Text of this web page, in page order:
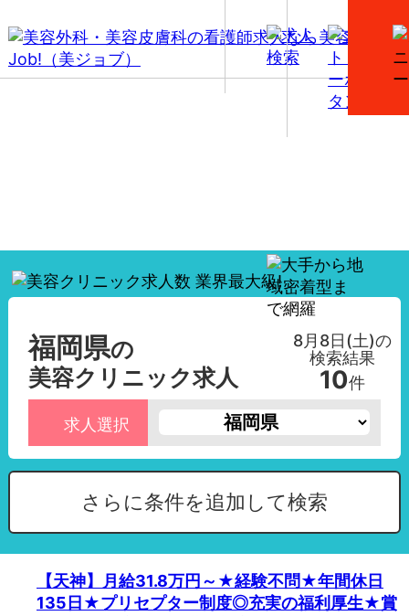
【福岡県】美容外科・美容皮膚科の看護師求人一覧
福岡県の
美容クリニック求人
8月8日(土)の
検索結果
10件
求人選択
さらに条件を追加して検索
【天神】月給31.8万円～★経験不問★年間休日
135日★プリセプター制度◎充実の福利厚生★賞